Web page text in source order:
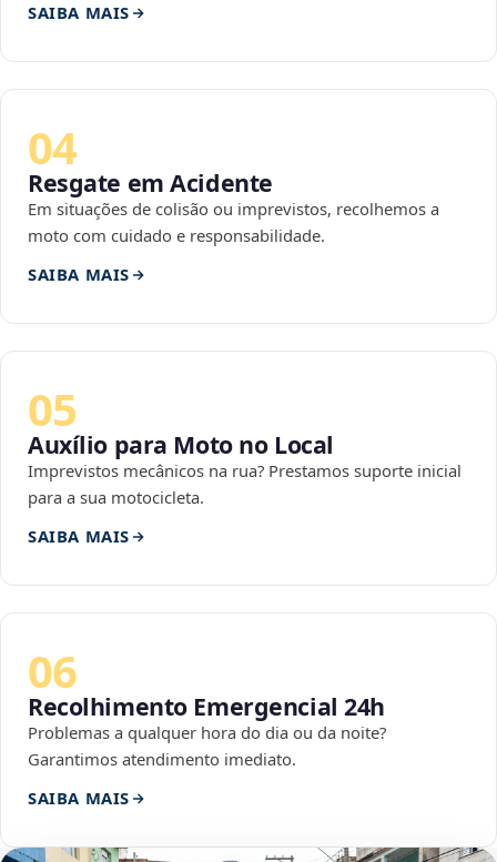
SAIBA MAIS
04
Resgate em Acidente
Em situações de colisão ou imprevistos, recolhemos a
moto com cuidado e responsabilidade.
SAIBA MAIS
05
Auxílio para Moto no Local
Imprevistos mecânicos na rua? Prestamos suporte inicial
para a sua motocicleta.
SAIBA MAIS
06
Recolhimento Emergencial 24h
Problemas a qualquer hora do dia ou da noite?
Garantimos atendimento imediato.
SAIBA MAIS